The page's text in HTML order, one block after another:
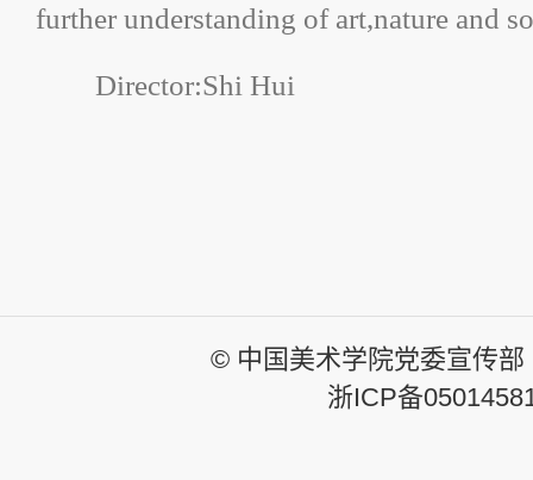
further understanding of art,nature and
Director:Shi Hui
© 中国美术学院党委宣传
浙ICP备